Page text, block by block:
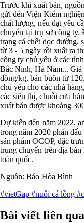
Trước khi xuất bán,
gửi đến Viện Kiểm
chất lượng, nếu đạt yêu
chuyển tại trụ sở công
trạng cá chết dọc đường,
từ 3 - 5 ngày rồi xuất ra
công ty chủ yếu ở các
Bắc Ninh, Hà Nam... Giá
đồng/kg, bán buôn từ
chủ yếu cho các nhà
các siêu thị, chuỗi cửa
xuất bán được khoảng
Dự kiến đến năm 2022,
trong năm 2020 phấn
sản phẩm OCOP, đặc
trung chuyển trên địa
toàn quốc.
Nguồn: Báo Hòa Bình
#vietGap #nuôi cá lồng
Bài viết liên